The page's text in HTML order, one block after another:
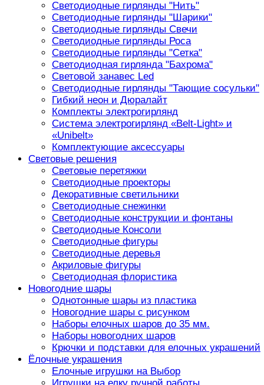
Светодиодные гирлянды "Нить"
Светодиодные гирлянды "Шарики"
Светодиодные гирлянды Свечи
Светодиодные гирлянды Роса
Светодиодные гирлянды "Сетка"
Светодиодная гирлянда "Бахрома"
Световой занавес Led
Светодиодные гирлянды "Тающие сосульки"
Гибкий неон и Дюралайт
Комплекты электрогирлянд
Система электрогирлянд «Belt-Light» и
«Unibelt»
Комплектующие аксессуары
Световые решения
Световые перетяжки
Светодиодные проекторы
Декоративные светильники
Светодиодные снежинки
Светодиодные конструкции и фонтаны
Светодиодные Консоли
Светодиодные фигуры
Светодиодные деревья
Акриловые фигуры
Светодиодная флористика
Новогодние шары
Однотонные шары из пластика
Новогодние шары с рисунком
Наборы елочных шаров до 35 мм.
Наборы новогодних шаров
Крючки и подставки для елочных украшений
Ёлочные украшения
Елочные игрушки на Выбор